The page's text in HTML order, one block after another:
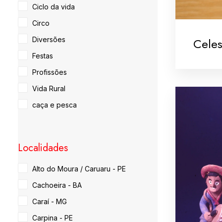
Ciclo da vida
Circo
Diversões
Festas
Profissões
Vida Rural
caça e pesca
Localidades
Alto do Moura / Caruaru - PE
Cachoeira - BA
Caraí - MG
Carpina - PE